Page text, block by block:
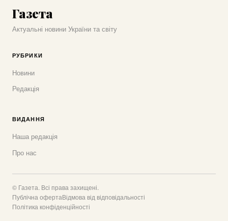
Газета
Актуальні новини України та світу
РУБРИКИ
Новини
Редакція
ВИДАННЯ
Наша редакція
Про нас
© Газета. Всі права захищені.
Публічна офертаВідмова від відповідальності
Політика конфіденційності